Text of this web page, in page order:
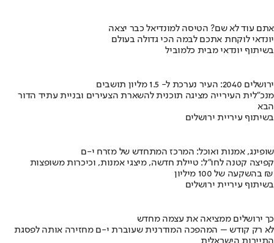
אתם עוד לא שם? הטיסה למונדיאל כבר יצאה
יונדאי לוקחת אתכם לבמה הכי גדולה בעולם
בשיתוף יונדאי מבית כלמוביל
ירושלים 2040: העיר נערכת ל- 1.5 מליון תושבים
מנכ"לית העירייה מציגה תוכנית להשארת הצעירים ובניית עתיד הדור
הבא
בשיתוף עיריית ירושלים
שופינג, אמנות ואוכל: המרכז המתחדש של מזרח י-ם
קפיצה קטנה לחו"ל: טיילת חדשה, מיצגי אמנות, וכיכרות משופצות
בהשקעה של 100 מיליון ₪
בשיתוף עיריית ירושלים
כך ירושלים ממציאה את עצמה מחדש
לא רק קודש – המהפכה המודרנית שעוברת י-ם מחזירה אותה לפסגת